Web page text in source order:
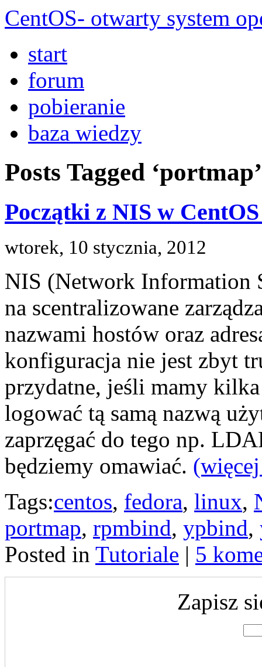
CentOS- otwarty system
start
forum
pobieranie
baza wiedzy
Posts Tagged ‘portmap’
Początki z NIS w
wtorek, 10 stycznia, 2012
NIS (Network Information
na scentralizowane
nazwami hostów oraz
konfiguracja nie jest zbyt
przydatne, jeśli mamy
logować tą samą nazwą
zaprzęgać do tego np.
będziemy omawiać.
Tags:centos, fedora, linux,
portmap, rpmbind, ypbind,
Posted in Tutoriale | 5
Zapisz